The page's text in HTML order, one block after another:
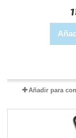
Añadir para